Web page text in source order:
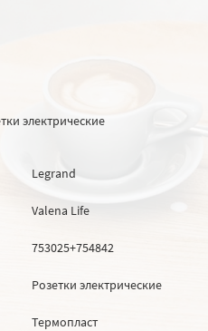
электрические
Legrand
Valena Life
753025+754842
Розетки электрические
Термопласт